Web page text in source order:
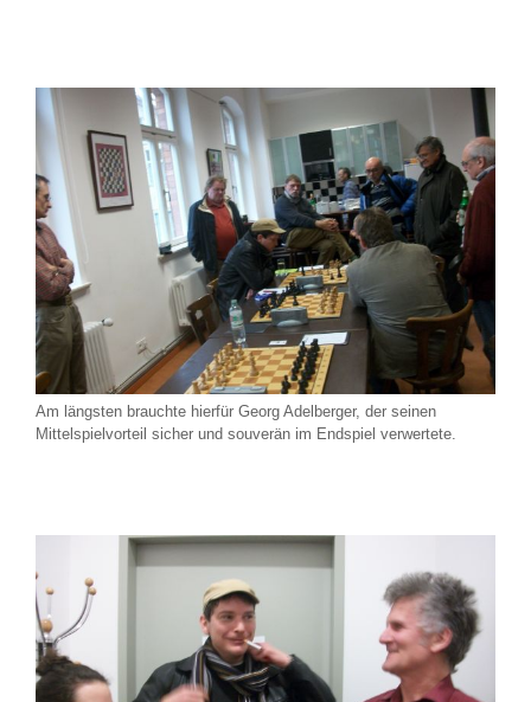
Am längsten brauchte hierfür Georg Adelberger, der seinen
Mittelspielvorteil sicher und souverän im Endspiel verwertete.